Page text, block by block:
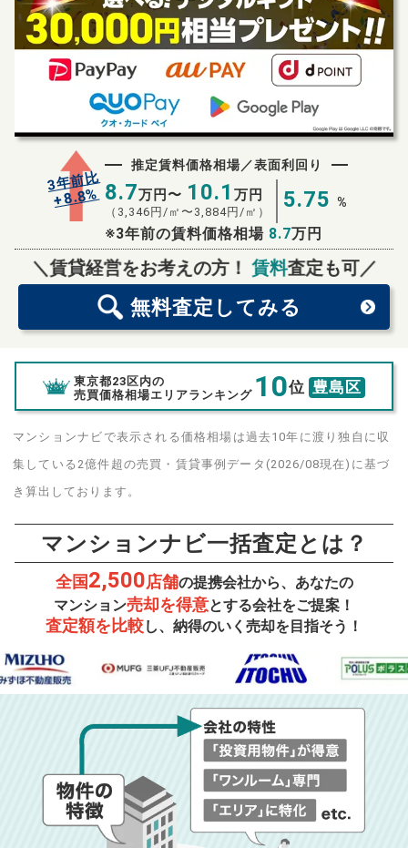
3年前比
+8.8%
推定賃料価格相場／表面利回り
8.7万円〜 10.1 万円
（ 3,346 円/㎡〜 3,884円/㎡） 5.75 %
※3年前の賃料価格相場 8.7万円
＼賃貸経営をお考えの方！ 賃料査定も可／
無料査定 してみる
無料査定スタート！
東京都23区内の
売買価格相場エリアランキング 10位 豊島区
マンションナビで表示される価格相場は過去10年に渡り独自に収
集している2億件超の売買・賃貸事例データ(2026/08現在)に基づ
き算出しております。
マンションナビ一括査定とは？
全国2,500店舗の提携会社から、あなたの
マンション売却を得意とする会社をご提案！
査定額を比較し、納得のいく売却を目指そう！